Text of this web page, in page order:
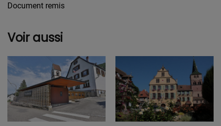
Document remis
Voir aussi